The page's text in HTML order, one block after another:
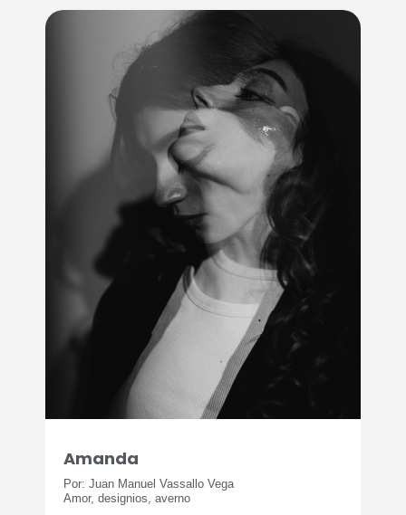
Amanda
Por: Juan Manuel Vassallo Vega
Amor, designios, averno